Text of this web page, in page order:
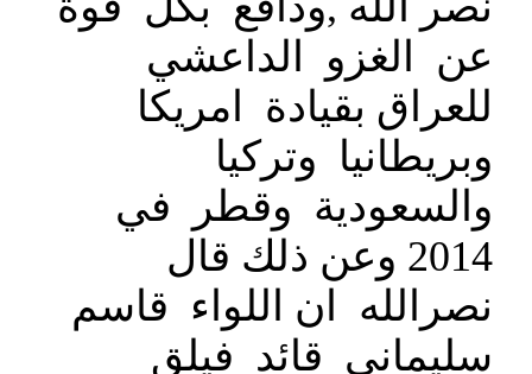
عن الغزو الداعشي
للعراق بقيادة امريكا
وبريطانيا وتركيا
والسعودية وقطر في
2014 وعن ذلك قال
نصرالله ان اللواء قاسم
سليماني قائد فيلق